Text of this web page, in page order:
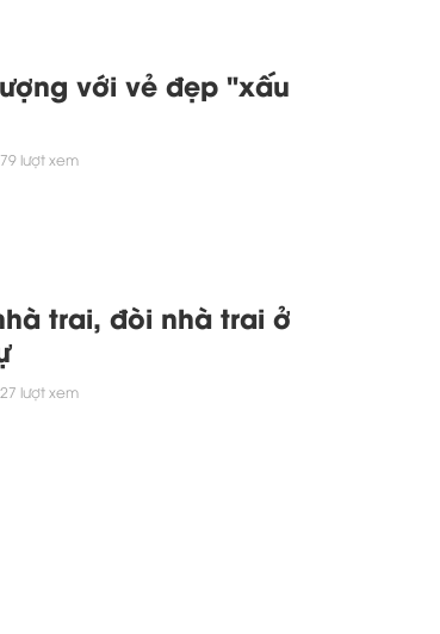
với vẻ đẹp "xấu
79 lượt xem
trai, đòi nhà trai ở
27 lượt xem